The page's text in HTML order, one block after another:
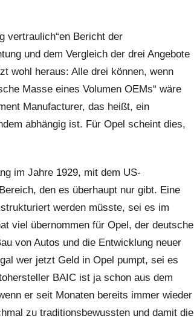
vertraulich“en Bericht der
und dem Vergleich der drei Angebote
wohl heraus: Alle drei können, wenn
Masse eines Volumen OEMs“ wäre
Manufacturer, das heißt, ein
abhängig ist. Für Opel scheint dies,
im Jahre 1929, mit dem US-
den es überhaupt nur gibt. Eine
werden müsste, sei es im
viel übernommen für Opel, der deutsche
von Autos und die Entwicklung neuer
wer jetzt Geld in Opel pumpt, sei es
BAIC ist ja schon aus dem
er seit Monaten bereits immer wieder
zu traditionsbewussten und damit die